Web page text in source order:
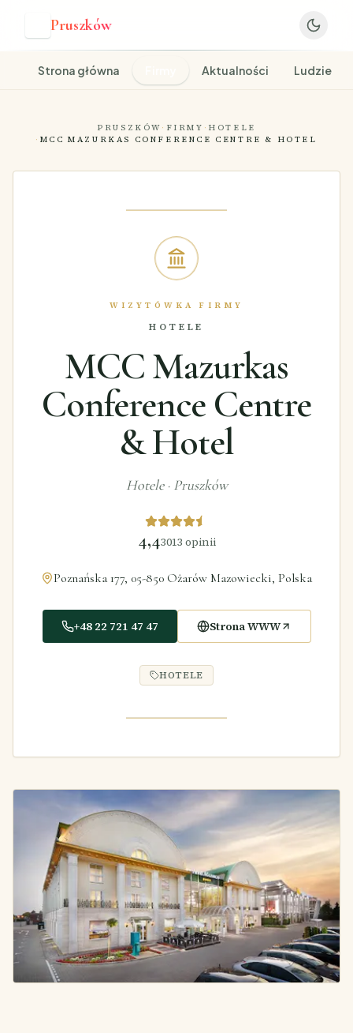
Pruszków
Strona główna Aktualności Ludzie
PRUSZKÓW · FIRMY · HOTELE
· MCC MAZURKAS CONFERENCE CENTRE & HOTEL
WIZYTÓWKA FIRMY
HOTELE
MCC Mazurkas
Conference Centre
& Hotel
Hotele· Pruszków
4,43013 opinii
Poznańska 177, 05-850 Ożarów Mazowiecki, Polska
+48 22 721 47 47 Strona WWW
HOTELE